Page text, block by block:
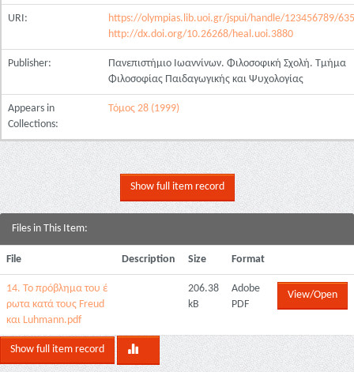
URI:
https://olympias.lib.uoi.gr/jspui/handle/123456789/
http://dx.doi.org/10.26268/heal.uoi.3880
Publisher:
Πανεπιστήμιο Ιωαννίνων. Φιλοσοφική Σχολή. Τμήμα
Φιλοσοφίας Παιδαγωγικής και Ψυχολογίας
Appears in
Collections:
Τόμος 28 (1999)
Show full item record
Files in This Item:
File Description Size Format
14. Το πρόβλημα του έ
ρωτα κατά τους Freud
και Luhmann.pdf
206.38
kB
Adobe
PDF
View/Open
Show full item record